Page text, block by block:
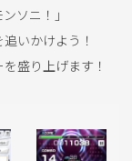
ソニ！」
いかけよう！
盛り上げます！